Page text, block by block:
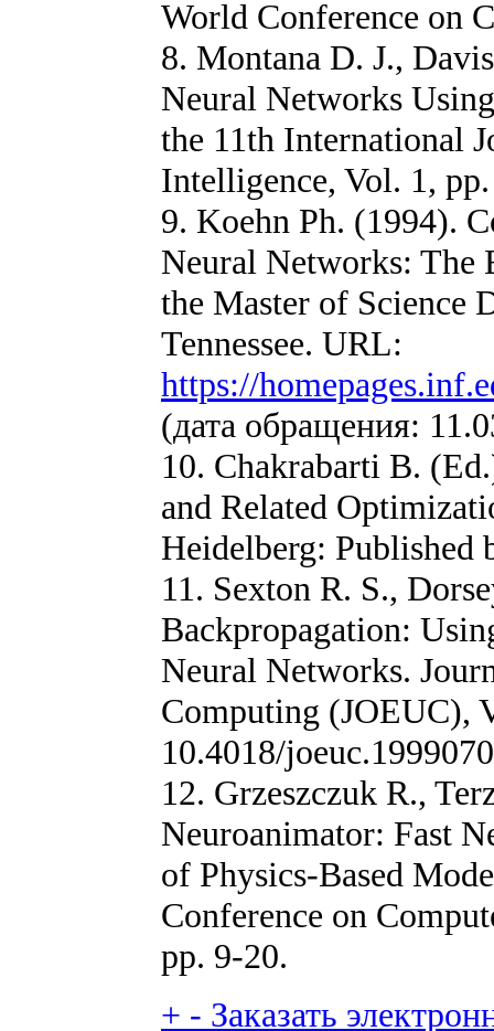
World Conference on
8. Montana D. J.,
Neural Networks
the 11th International
Intelligence, Vol. 1,
9. Koehn Ph. (1994).
Neural Networks: The
the Master of Science
Tennessee. URL:
https://
(дата обращения:
10. Chakrabarti В.
and Related
Heidelberg: Published
11. Sexton R. S.,
Backpropagation:
Neural Networks.
Computing (JOEUC),
10.4018/
12. Grzeszczuk R.,
Neuroanimator: Fast
of Physics-Based
Conference on
pp. 9-20.
+ - Заказать